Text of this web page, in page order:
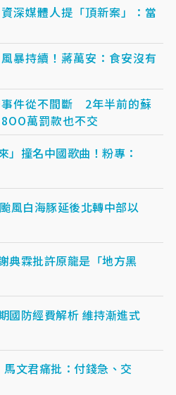
深媒體人提「頂新案」：當
暴持續！蔣萬安：食安沒有
事件從不間斷 2年半前的蘇
萬罰款也不交
」撞名中國歌曲！粉專：
風白海豚延後北轉中部以
霖批許原龍是「地方黑
國防經費解析 維持漸進式
文君痛批：付錢急、交